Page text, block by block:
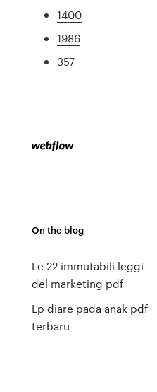
1400
1986
357
On the blog
Le 22 immutabili leggi
del marketing pdf
Lp diare pada anak pdf
terbaru